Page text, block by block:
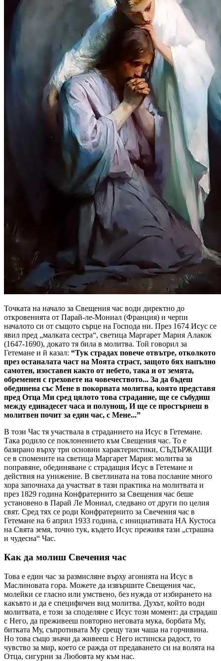
Точката на начало за Свещения час води директно до
откровенията от Парай-ле-Мониал (Франция) и черпи
началото си от същото сърце на Господа ни. През 1674 Исус се
явил пред „малката сестра“, светица Маргарет Мария Алакок
(1647-1690), докато тя била в молитва. Той говорил за
Гетемане и й казал: “Тук страдах повече отвътре, отколкото
през останалата част на Моята страст, защото бях напълно
самотен, изоставен както от небето, така и от земята,
обременен с греховете на човечеството... За да бъдеш
обединена със Мене в покорната молитва, която представя
пред Отца Ми сред цялото това страдание, ще се събудиш
между единадесет часа и полунощ, И ще се простърнеш в
молитвен почит за един час, с Мене...”
В този Час тя участвала в страданието на Исус в Гетемане.
Така родило се поклонението към Свещения час. То е
базирано върху три основни характеристики, СЪДЪРЖАЩИ
се в спомените на светица Маргарет Мария: молитва за
поправяне, обединяване с страдащия Исус в Гетемане и
действия на унижение. В светлината на това послание много
хора започнаха да участват в тази практика на молитвата и
през 1829 година Конфратернито за Свещения час беше
установено в Парай Ле Мониал, следвано от други по целия
свят. Сред тях се роди Конфратернито за Свечения час в
Гетемане на 6 април 1933 година, с инициативата НА Кустоса
на Свята земя, точно тук, където Исус преживя тази „страшна
и чудесна“ Час.
Как да молиш Свечения час
Това е един час за размисляне върху агонията на Исус в
Маслиновата гора. Можете да извършите Свещения час,
молейки се гласно или умствено, без нужда от избирането на
какъвто и да е специфичен вид молитва. Духът, който води
молитвата, е този за споделяне с Исус този момент: да страдаш
с Него, да преживееш повторно неговата мука, борбата Му,
битката Му, съпротивата Му срещу тази чаша на горчивина.
Но това също значи да живееш с Него истинска радост, то
чувство за мир, което се ражда от предаването си на волята на
Отца, сигурни за Любовта му към нас.